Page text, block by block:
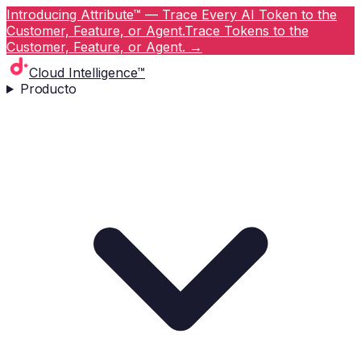
Introducing Attribute™ — Trace Every AI Token to the
Customer, Feature, or Agent.Trace Tokens to the
Customer, Feature, or Agent. →
Cloud Intelligence™
Producto